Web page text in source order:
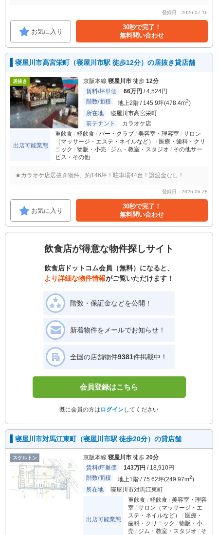
登録日：2026-07-16
お気に入り
30秒で完了！
無料問い合わせ
寝屋川市高宮栄町（寝屋川市駅 徒歩12分）の居抜き貸店舗
居抜き 京阪本線 寝屋川市 徒歩 12分
賃料/坪単価
66万円 / 4,524円
階数/面積
地上2階 / 145.9坪(478.4m2)
所在地
寝屋川市高宮栄町
前テナント
カラオケ店
出店可能業態
重飲食 軽飲食 バー・クラブ 美容室・理容室
サロン
（マッサージ・エステ・ネイルなど）
医療・歯科・クリ
ニック
物販・小売 ジム・教室・スタジオ
その他サー
ビス・その他
★カラオケ店居抜き物件、約146坪！駐車場44台！譲渡金なし！
登録日：2026-06-28
お気に入り
30秒で完了！
無料問い合わせ
飲食店が得意な物件探しサイト
飲食店ドットコム会員（無料）になると、
より詳細な物件情報がご覧いただけます！
階数・保証金などを公開！
新着物件をメールでお知らせ！
全国の店舗物件9381件掲載中！
会員登録はこちら
既に会員の方は ログインしてください
寝屋川市対馬江東町（寝屋川市駅 徒歩20分）の貸店舗
スケルトン 京阪本線 寝屋川市 徒歩 20分
賃料/坪単価
143万円 / 18,910円
階数/面積
地上1階 / 75.62坪(249.97m2)
所在地
寝屋川市対馬江東町
出店可能業態
重飲食 軽飲食
美容室・理容
室
サロン（マッサージ・エ
ステ・ネイルなど）
医療・
歯科・クリニック
物販・小
売
ジム・教室・スタジオ
そ